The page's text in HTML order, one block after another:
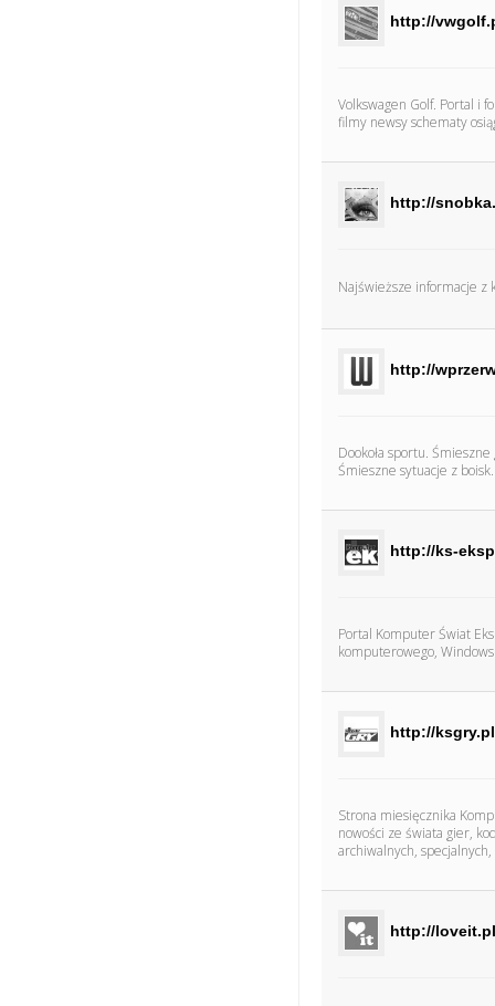
http://
Volkswagen Golf. Portal i
filmy newsy schematy
http://
Najświeższe informacje z
http://
Dookoła sportu.
Śmieszne sytuacje z
http://ks-
Portal Komputer Świat
komputerowego,
http://ksgry.pl
Strona miesięcznika
nowości ze świata gier,
archiwalnych,
http://loveit.pl